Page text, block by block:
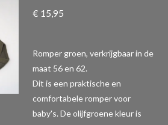
€ 15,95
Romper groen, verkrijgbaar in de
maat 56 en 62.
Dit is een praktische en
comfortabele romper voor
baby's. De olijfgroene kleur is